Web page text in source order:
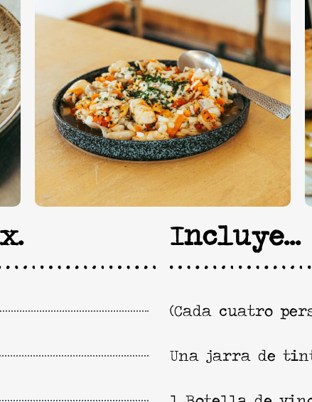
Incluye...
(Cada cuatro
Una jarra de